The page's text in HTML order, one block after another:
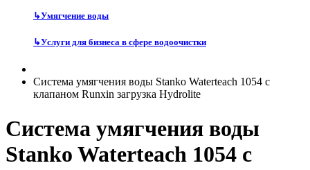
↳Умягчение воды
↳Услуги для бизнеса в сфере водоочистки
Система умягчения воды Stanko Waterteach 1054 с
клапаном Runxin загрузка Hydrolite
Система умягчения воды
Stanko Waterteach 1054 с